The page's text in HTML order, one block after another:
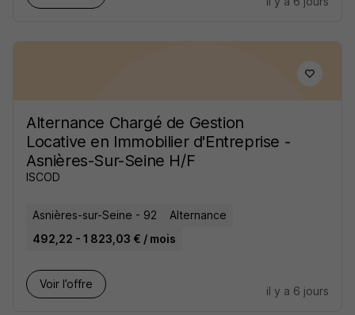
Alternance Chargé de Gestion
Locative en Immobilier d'Entreprise -
Asnières-Sur-Seine H/F
ISCOD
Asnières-sur-Seine - 92
Alternance
492,22 - 1 823,03 € / mois
Voir l’offre
il y a 6 jours